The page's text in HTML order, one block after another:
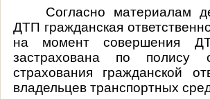
Согласно материалам
ДТП гражданская
на момент совершения
застрахована по полису
страхования гражданской
владельцев транспортных